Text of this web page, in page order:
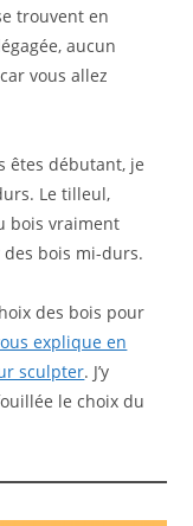
trouvent en
aucun
vous allez
êtes débutant, je
Le tilleul,
bois vraiment
bois mi-durs.
des bois pour
explique en
sculpter. J’y
le choix du